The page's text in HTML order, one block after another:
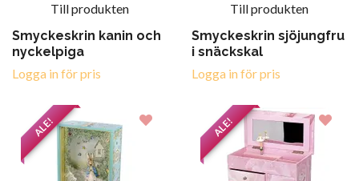
Till produkten
Smyckeskrin kanin och
nyckelpiga
Logga in för pris
Till produkten
Smyckeskrin sjöjungfru
i snäckskal
Logga in för pris
ALE! ALE!